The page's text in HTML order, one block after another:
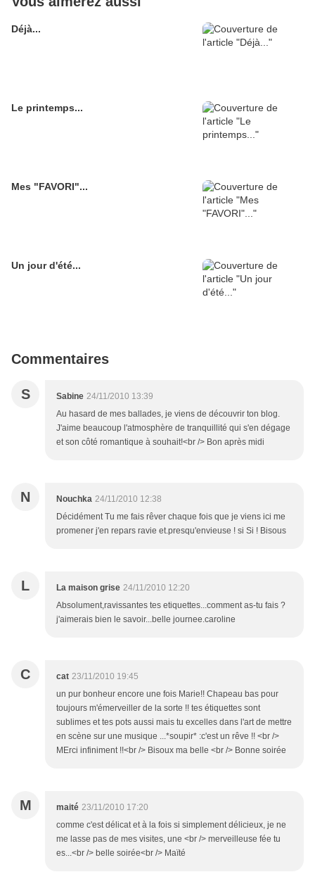
Déjà...
Le printemps...
Mes "FAVORI"...
Un jour d'été...
Commentaires
S Sabine 24/11/2010 13:39
Au hasard de mes ballades, je viens de découvrir ton blog.
J'aime beaucoup l'atmosphère de tranquillité qui s'en dégage
et son côté romantique à souhait!<br /> Bon après midi
N Nouchka 24/11/2010 12:38
Décidément Tu me fais rêver chaque fois que je viens ici me
promener j'en repars ravie et.presqu'envieuse ! si Si ! Bisous
L La maison grise 24/11/2010 12:20
Absolument,ravissantes tes etiquettes...comment as-tu fais ?
j'aimerais bien le savoir...belle journee.caroline
C cat 23/11/2010 19:45
un pur bonheur encore une fois Marie!! Chapeau bas pour
toujours m'émerveiller de la sorte !! tes étiquettes sont
sublimes et tes pots aussi mais tu excelles dans l'art de mettre
en scène sur une musique ...*soupir* :c'est un rêve !! <br />
MErci infiniment !!<br /> Bisoux ma belle <br /> Bonne soirée
M maité 23/11/2010 17:20
comme c'est délicat et à la fois si simplement délicieux, je ne
me lasse pas de mes visites, une <br /> merveilleuse fée tu
es...<br /> belle soirée<br /> Maïté